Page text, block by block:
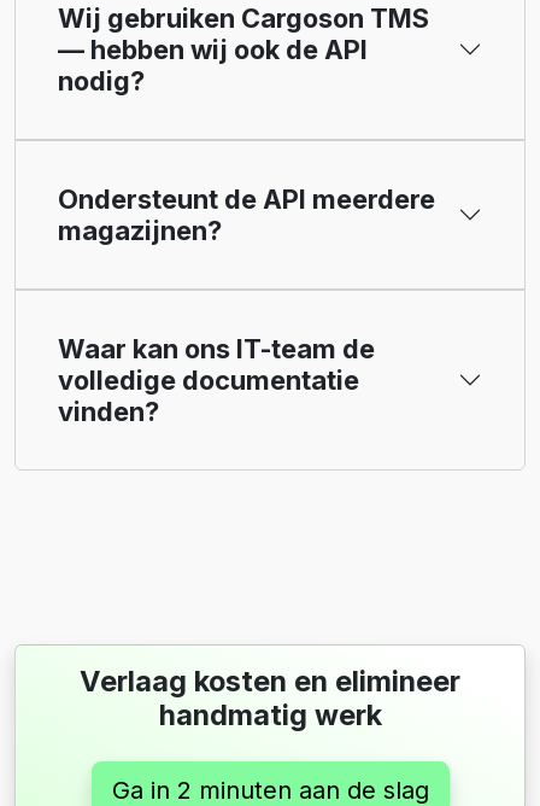
Wij gebruiken Cargoson TMS
— hebben wij ook de API
nodig?
Ondersteunt de API meerdere
magazijnen?
Waar kan ons IT-team de
volledige documentatie
vinden?
Verlaag kosten en elimineer
handmatig werk
Ga in 2 minuten aan de slag